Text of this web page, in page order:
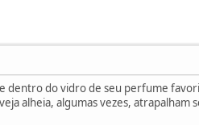
dentro do vidro de seu perfume
alheia, algumas vezes,